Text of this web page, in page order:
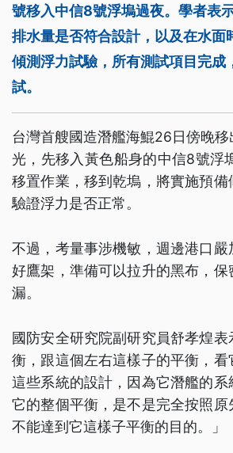
號移入中信8號浮塢過夜。學者表
排水量是否符合設計，以及在水面
傾測浮力試驗，所有測試項目完成
試。
台灣首艘國造潛艦海鯤26日傍晚
光，先移入黃色船身的中信8號浮
移置作業，移到乾塢，將實施預備
驗證浮力是否正常。
不過，考量事涉機敏，週邊港口嚴
好鷹架，準備可以拉升的黑布，保
漏。
國防安全研究院副研究員舒孝煌
衡，跟這個左右這樣子的平衡，看
這些系統的設計，因為它潛艦的系
它的整個平衡，是不是完全按照
不能達到它這樣子平衡的目的。」